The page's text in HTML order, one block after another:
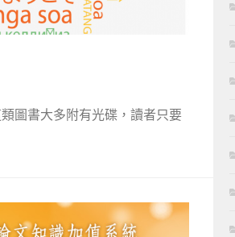
圖書大多附有光碟，讀者只要